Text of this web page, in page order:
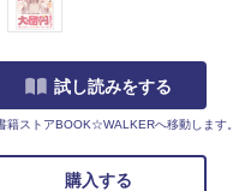
試し読みをする
籍ストアBOOK☆WALKERへ移動します。
購入する